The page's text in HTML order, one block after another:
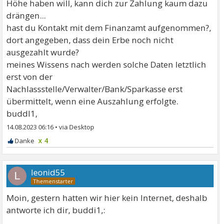
Höhe haben will, kann dich zur Zahlung kaum dazu
drängen...
hast du Kontakt mit dem Finanzamt aufgenommen?,
dort angegeben, dass dein Erbe noch nicht
ausgezahlt wurde?
meines Wissens nach werden solche Daten letztlich
erst von der
Nachlassstelle/Verwalter/Bank/Sparkasse erst
übermittelt, wenn eine Auszahlung erfolgte.
buddl1,
14.08.2023 06:16 •
x 4
L leonid55
Moin, gestern hatten wir hier kein Internet, deshalb
antworte ich dir, buddi1,: